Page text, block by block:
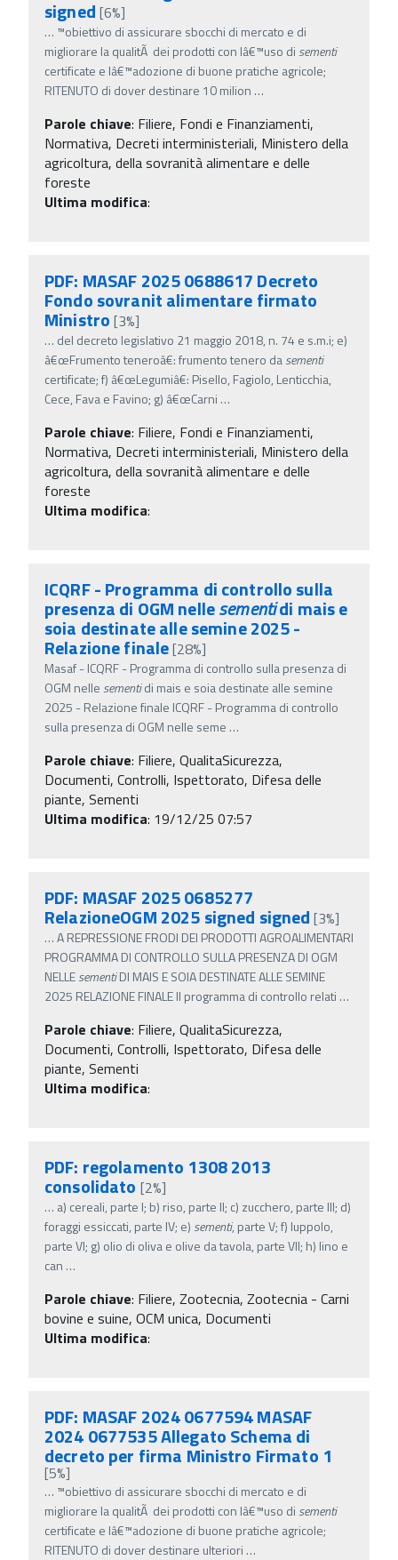
signed [6%]
… ™obiettivo di assicurare sbocchi di mercato e di
migliorare la qualitÃ dei prodotti con lâ€™uso di sementi
certificate e lâ€™adozione di buone pratiche agricole;
RITENUTO di dover destinare 10 milion …
Parole chiave: Filiere, Fondi e Finanziamenti,
Normativa, Decreti interministeriali, Ministero della
agricoltura, della sovranità alimentare e delle
foreste
Ultima modifica:
PDF: MASAF 2025 0688617 Decreto
Fondo sovranit alimentare firmato
Ministro [3%]
… del decreto legislativo 21 maggio 2018, n. 74 e s.m.i; e)
â€œFrumento teneroâ€: frumento tenero dasementi
certificate; f) â€œLegumiâ€: Pisello, Fagiolo, Lenticchia,
Cece, Fava e Favino; g) â€œCarni …
Parole chiave: Filiere, Fondi e Finanziamenti,
Normativa, Decreti interministeriali, Ministero della
agricoltura, della sovranità alimentare e delle
foreste
Ultima modifica:
ICQRF - Programma di controllo sulla
presenza di OGM nellesementidi mais e
soia destinate alle semine 2025 -
Relazione finale[28%]
Masaf - ICQRF - Programma di controllo sulla presenza di
OGM nelle sementidi mais e soia destinate alle semine
2025 - Relazione finale ICQRF - Programma di controllo
sulla presenza di OGM nelle seme …
Parole chiave: Filiere, QualitaSicurezza,
Documenti, Controlli, Ispettorato, Difesa delle
piante, Sementi
Ultima modifica: 19/12/25 07:57
PDF: MASAF 2025 0685277
RelazioneOGM 2025 signed signed [3%]
…A REPRESSIONE FRODI DEI PRODOTTI AGROALIMENTARI
PROGRAMMA DI CONTROLLO SULLA PRESENZA DI OGM
NELLEsementiDI MAIS E SOIA DESTINATE ALLE SEMINE
2025 RELAZIONE FINALE Il programma di controllo relati …
Parole chiave: Filiere, QualitaSicurezza,
Documenti, Controlli, Ispettorato, Difesa delle
piante, Sementi
Ultima modifica:
PDF: regolamento 1308 2013
consolidato [2%]
… a) cereali, parte I; b) riso, parte II; c) zucchero, parte III; d)
foraggi essiccati, parte IV; e) sementi, parte V; f) luppolo,
parte VI; g) olio di oliva e olive da tavola, parte VII; h) lino e
can …
Parole chiave: Filiere, Zootecnia, Zootecnia - Carni
bovine e suine, OCM unica, Documenti
Ultima modifica:
PDF: MASAF 2024 0677594 MASAF
2024 0677535 Allegato Schema di
decreto per firma Ministro Firmato 1
[5%]
… ™obiettivo di assicurare sbocchi di mercato e di
migliorare la qualitÃ dei prodotti con lâ€™uso di sementi
certificate e lâ€™adozione di buone pratiche agricole;
RITENUTO di dover destinare ulteriori …